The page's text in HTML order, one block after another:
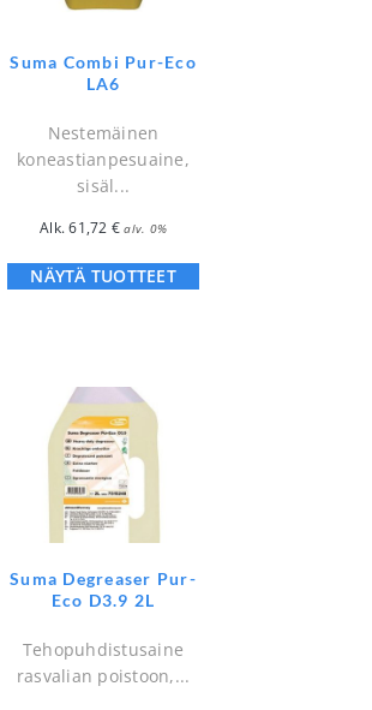
Suma Combi Pur-Eco
LA6
Nestemäinen
koneastianpesuaine,
sisäl...
Alk.61,72 € alv. 0%
NÄYTÄ TUOTTEET
Suma Degreaser Pur-
Eco D3.9 2L
Tehopuhdistusaine
rasvalian poistoon,...